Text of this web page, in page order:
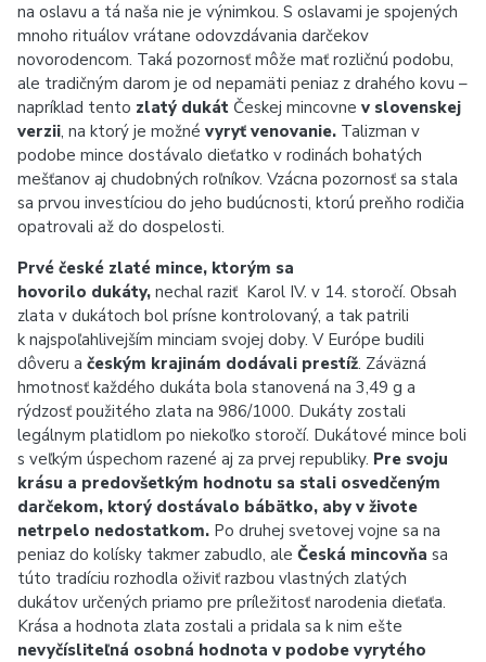
na oslavu a tá naša nie je výnimkou. S oslavami je spojených
mnoho rituálov vrátane odovzdávania darčekov
novorodencom. Taká pozornosť môže mať rozličnú podobu,
ale tradičným darom je od nepamäti peniaz z drahého kovu –
napríklad tento zlatý dukát Českej mincovne v slovenskej
verzii, na ktorý je možné vyryť venovanie. Talizman v
podobe mince dostávalo dieťatko v rodinách bohatých
mešťanov aj chudobných roľníkov. Vzácna pozornosť sa stala
sa prvou investíciou do jeho budúcnosti, ktorú preňho rodičia
opatrovali až do dospelosti.
Prvé české zlaté mince, ktorým sa
hovorilo dukáty, nechal raziť Karol IV. v 14. storočí. Obsah
zlata v dukátoch bol prísne kontrolovaný, a tak patrili
k najspoľahlivejším minciam svojej doby. V Európe budili
dôveru a českým krajinám dodávali prestíž. Záväzná
hmotnosť každého dukáta bola stanovená na 3,49 g a
rýdzosť použitého zlata na 986/1000. Dukáty zostali
legálnym platidlom po niekoľko storočí. Dukátové mince boli
s veľkým úspechom razené aj za prvej republiky. Pre svoju
krásu a predovšetkým hodnotu sa stali osvedčeným
darčekom, ktorý dostávalo bábätko, aby v živote
netrpelo nedostatkom. Po druhej svetovej vojne sa na
peniaz do kolísky takmer zabudlo, ale Česká mincovňa sa
túto tradíciu rozhodla oživiť razbou vlastných zlatých
dukátov určených priamo pre príležitosť narodenia dieťaťa.
Krása a hodnota zlata zostali a pridala sa k nim ešte
nevyčísliteľná osobná hodnota v podobe vyrytého